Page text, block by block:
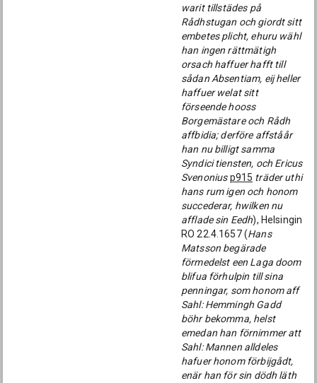
warit tillstädes på
Rådhstugan och giordt sitt
embetes plicht, ehuru wähl
han ingen rättmätigh
orsach haffuer hafft till
sådan Absentiam, eij heller
haffuer welat sitt
förseende hooss
Borgemästare och Rådh
affbidia; derföre affståår
han nu billigt samma
Syndici tiensten, och Ericus
Svenonius p915 träder uthi
hans rum igen och honom
succederar, hwilken nu
afflade sin Eedh), Helsingin
RO 22.4.1657 (Hans
Matsson begärade
förmedelst een Laga doom
blifua förhulpin till sina
penningar, som honom aff
Sahl: Hemmingh Gadd
böhr bekomma, helst
emedan han förnimmer att
Sahl: Mannen alldeles
hafuer honom förbijgådt,
enär han för sin dödh läth